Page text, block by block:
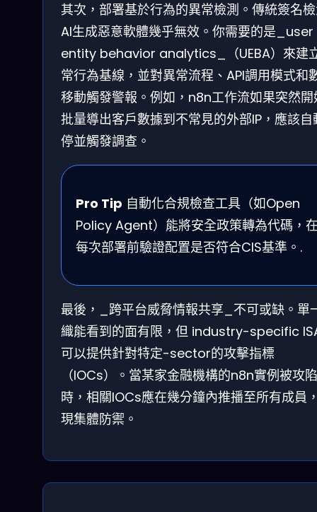
其次，部署基於行為的異常檢測。傳統簽名
AI生成惡意軟體幾乎無效。你需要的是_user
entity behavior analytics_（UEBA）來建
常行為基線，並對異常流程、API調用模式和
移動觸發警報。例如，n8n工作流如果突然開
批量導出客戶數據到不常見的外部IP，應該自
停並觸發調查。
Pro Tip 自動化合規檢查工具（如Open
Policy Agent）能將安全政策轉為代碼，
每次部署前驗證配置是否符合CIS基準。.
最後，_跨平台威脅情報共享_不可或缺。單
織能看到的面有限，但 industry-specific
可以提供針對特定-sector的攻擊指標
（IOCs）。當某家金融機構的n8n實例被攻陷
時，相關IOCs應在幾分鐘內推播至所有成員
現集體防禦。